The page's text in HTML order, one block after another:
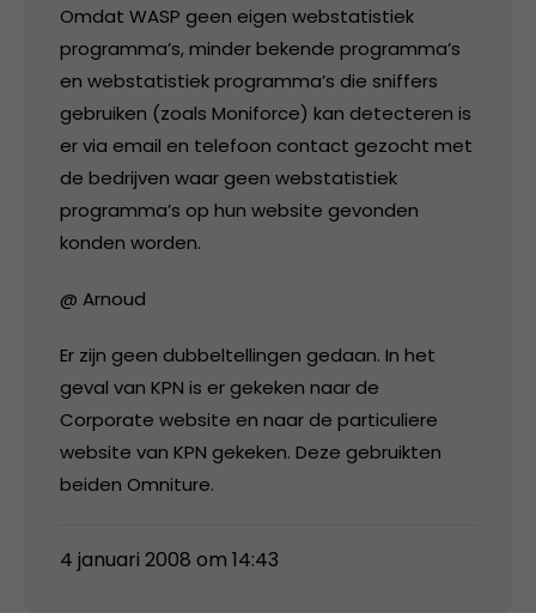
Omdat WASP geen eigen webstatistiek
programma’s, minder bekende programma’s
en webstatistiek programma’s die sniffers
gebruiken (zoals Moniforce) kan detecteren is
er via email en telefoon contact gezocht met
de bedrijven waar geen webstatistiek
programma’s op hun website gevonden
konden worden.
@ Arnoud
Er zijn geen dubbeltellingen gedaan. In het
geval van KPN is er gekeken naar de
Corporate website en naar de particuliere
website van KPN gekeken. Deze gebruikten
beiden Omniture.
4 januari 2008 om 14:43